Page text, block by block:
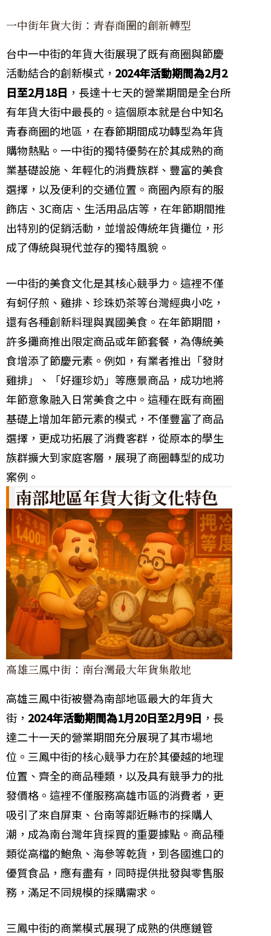
一中街年貨大街：青春商圈的創新轉型
台中一中街的年貨大街展現了既有商圈與節慶
活動結合的創新模式， 2024年活動期間為2月2
日至2月18日 ，長達十七天的營業期間是全台所
有年貨大街中最長的。這個原本就是台中知名
青春商圈的地區，在春節期間成功轉型為年貨
購物熱點。一中街的獨特優勢在於其成熟的商
業基礎設施、年輕化的消費族群、豐富的美食
選擇，以及便利的交通位置。商圈內原有的服
飾店、3C商店、生活用品店等，在年節期間推
出特別的促銷活動，並增設傳統年貨攤位，形
成了傳統與現代並存的獨特風貌。
一中街的美食文化是其核心競爭力。這裡不僅
有蚵仔煎、雞排、珍珠奶茶等台灣經典小吃，
還有各種創新料理與異國美食。在年節期間，
許多攤商推出限定商品或年節套餐，為傳統美
食增添了節慶元素。例如，有業者推出「發財
雞排」、「好運珍奶」等應景商品，成功地將
年節意象融入日常美食之中。這種在既有商圈
基礎上增加年節元素的模式，不僅豐富了商品
選擇，更成功拓展了消費客群，從原本的學生
族群擴大到家庭客層，展現了商圈轉型的成功
案例。
南部地區年貨大街文化特色
高雄三鳳中街：南台灣最大年貨集散地
高雄三鳳中街被譽為南部地區最大的年貨大
街， 2024年活動期間為1月20日至2月9日 ，長
達二十一天的營業期間充分展現了其市場地
位。三鳳中街的核心競爭力在於其優越的地理
位置、齊全的商品種類，以及具有競爭力的批
發價格。這裡不僅服務高雄市區的消費者，更
吸引了來自屏東、台南等鄰近縣市的採購人
潮，成為南台灣年貨採買的重要據點。商品種
類從高檔的鮑魚、海參等乾貨，到各國進口的
優質食品，應有盡有，同時提供批發與零售服
務，滿足不同規模的採購需求。
三鳳中街的商業模式展現了成熟的供應鏈管